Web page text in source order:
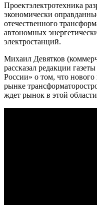
Проектэлектротехника
экономически
отечественного
автономных
электростанций.
Михаил Девятков
рассказал редакции
России» о том, что
рынке
ждет рынок в этой